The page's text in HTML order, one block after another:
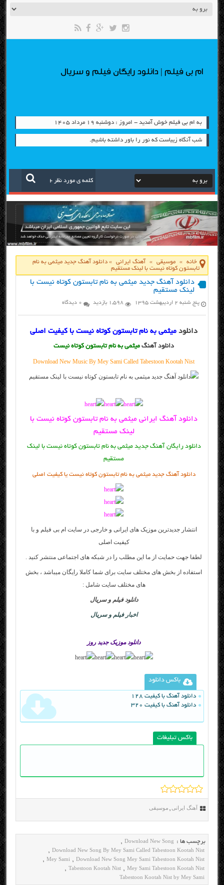
ام بی فیلم | دانلود رایگان فیلم و سریال
به ام بی فیلم خوش آمدید - امروز : دوشنبه ۱۹ مرداد ۱۴۰۵
شب آنگاه زیباست که نور را باور داشته باشیم.
خانه » موسیقی » آهنگ ایرانی »دانلود آهنگ جدید میثمی به نام
تابستون کوتاه نیست با لینک مستقیم
دانلود آهنگ جدید میثمی به نام تابستون کوتاه نیست با
لینک مستقیم
پنج شنبه ۲ اردیبهشت ۱۳۹۵ 1,598 بازدید 0 دیدگاه
دانلودمیثمی به نام تابستون کوتاه نیست با کیفیت اصلی
دانلود آهنگمیثمی به نام تابستون کوتاه نیست
Download New Music By Mey Sami Called Tabestoon Kootah Nist
دانلود آهنگ ایرانی میثمی به نام تابستون کوتاه نیست با
لینک مستقیم
دانلود رایگان آهنگ جدید میثمی به نام تابستون کوتاه نیست با لینک
مستقیم
دانلود آهنگ جدید میثمی به نام تابستون کوتاه نیست یا کیفیت اصلی
انتشار جدیدترین موزیک های ایرانی و خارجی در سایت ام بی فیلم و با
کیفیت اصلی
لطفا جهت حمایت از ما این مطلب را در شبکه های اجتماعی منتشر کنید .
استفاده از بخش های مختلف سایت برای شما کاملا رایگان میباشد ، بخش
های مختلف سایت شامل :
دانلود فیلم و سریال
اخبار فیلم و سریال
دانلود موزیک جدید روز
باکس دانلود
دانلود آهنگ با کیفیت 128
دانلود آهنگ با کیفیت 320
باکس تبلیغات
آهنگ ایرانی, موسیقی
برچسب ها : Download New Song
,
Download New Song By Mey Sami Called Tabestoon Kootah Nist
,
Download New Song Mey Sami Tabestoon Kootah Nist
,
Mey Sami
,
Mey Sami Tabestoon Kootah Nist
,
Tabestoon Kootah Nist
,
Tabestoon Kootah Nist by Mey Sami